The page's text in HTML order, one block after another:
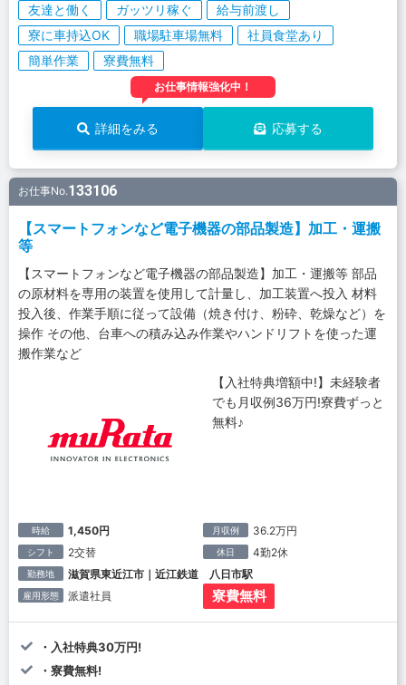
友達と働く
ガッツリ稼ぐ
給与前渡し
寮に車持込OK
職場駐車場無料
社員食堂あり
簡単作業
寮費無料
お仕事情報強化中！
詳細をみる 応募する
お仕事No.133106
【スマートフォンなど電子機器の部品製造】加工・運搬
等
【スマートフォンなど電子機器の部品製造】加工・運搬等 部品
の原材料を専用の装置を使用して計量し、加工装置へ投入 材料
投入後、作業手順に従って設備（焼き付け、粉砕、乾燥など）を
操作 その他、台車への積み込み作業やハンドリフトを使った運
搬作業など
【入社特典増額中!】未経験者
でも月収例36万円!寮費ずっと
無料♪
時給 1,450円 月収例 36.2万円
シフト 2交替 休日 4勤2休
勤務地 滋賀県東近江市｜近江鉄道 八日市駅
雇用形態 派遣社員 寮費無料
・入社特典30万円!
・寮費無料!